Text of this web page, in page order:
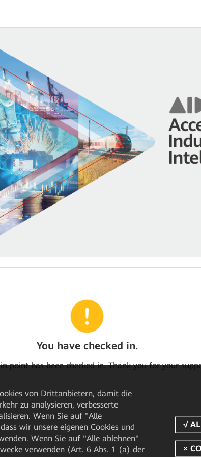
You have checked in.
in point has been checked in. Thank you for your
von Drittanbietern, damit die
zu analysieren, verbesserte
Wenn Sie auf "Alle
wir unsere eigenen Cookies und
Wenn Sie auf "Alle ablehnen"
verwenden (Art. 6 Abs. 1 (a) der